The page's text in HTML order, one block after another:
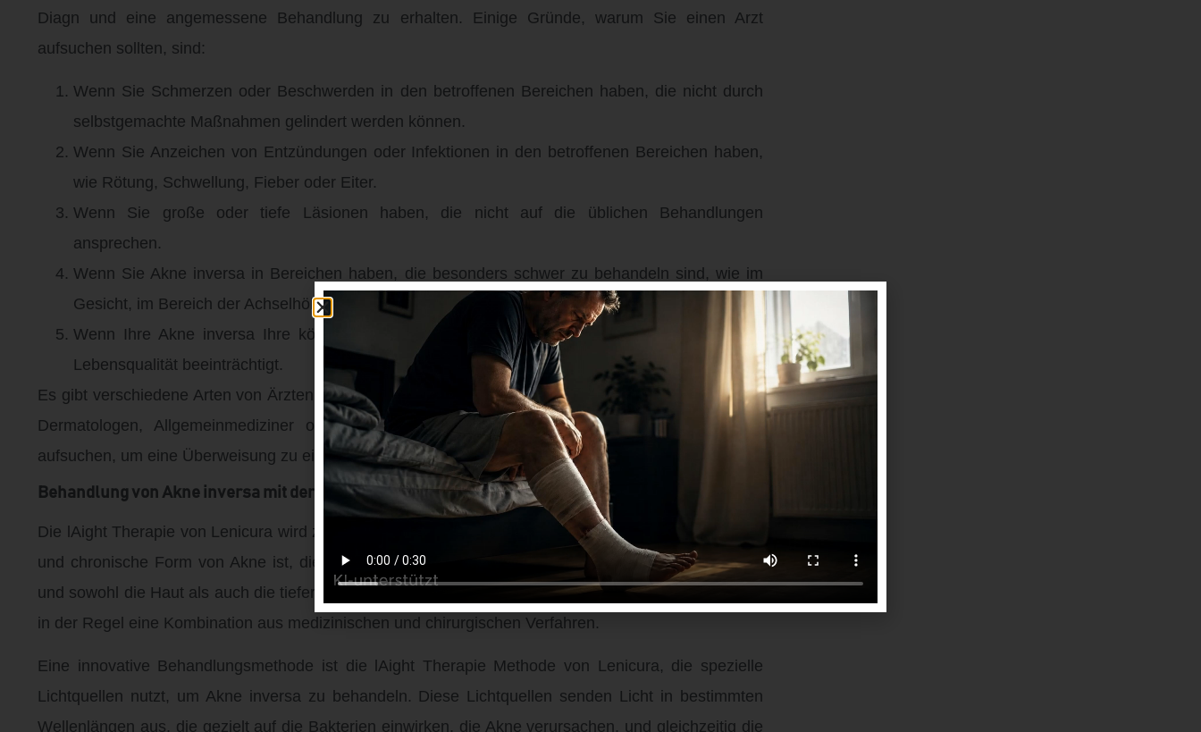
Diagn und eine angemessene Behandlung zu erhalten. Einige Gründe, warum Sie einen Arzt
aufsuchen sollten, sind:
Wenn Sie Schmerzen oder Beschwerden in den betroffenen Bereichen haben, die nicht durch
selbstgemachte Maßnahmen gelindert werden können.
Wenn Sie Anzeichen von Entzündungen oder Infektionen in den betroffenen Bereichen haben,
wie Rötung, Schwellung, Fieber oder Eiter.
Wenn Sie große oder tiefe Läsionen haben, die nicht auf die üblichen Behandlungen
ansprechen.
Wenn Sie Akne inversa in Bereichen haben, die besonders schwer zu behandeln sind, wie im
Gesicht, im Bereich der Achselhöhlen oder im Bereich der Leisten.
Wenn Ihre Akne inversa Ihre körperliche und emotionale Gesundheit beeinträchtigt und Ihre
Lebensqualität beeinträchtigt.
Es gibt verschiedene Arten von Ärzten, die sich mit Akne inversa befassen können, wie zum Beispiel
Dermatologen, Allgemeinmediziner oder chirurgische Spezialisten. Sie können Ihren Hausarzt
aufsuchen, um eine Überweisung zu einem Spezialisten zu erhalten.
Behandlung von Akne inversa mit der lAight Therapie von Lenicura bei dermelocare GmbH
Die lAight Therapie von Lenicura wird zur Behandlung von Akne inversa eingesetzt, die eine schwere
und chronische Form von Akne ist, die oft durch Entzündungen und Schmerzen gekennzeichnet ist
und sowohl die Haut als auch die tieferen Gewebeschichten betreffen kann. Die Behandlung erfordert
in der Regel eine Kombination aus medizinischen und chirurgischen Verfahren.
Eine innovative Behandlungsmethode ist die lAight Therapie Methode von Lenicura, die spezielle
Lichtquellen nutzt, um Akne inversa zu behandeln. Diese Lichtquellen senden Licht in bestimmten
Wellenlängen aus, die gezielt auf die Bakterien einwirken, die Akne verursachen, und gleichzeitig die